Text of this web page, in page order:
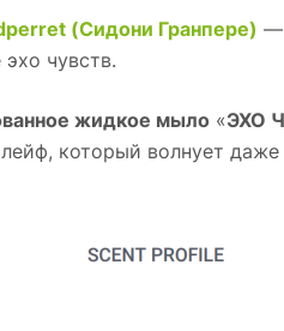
(Сидони Гранпере) —
чувств.
жидкое мыло «ЭХО
который волнует